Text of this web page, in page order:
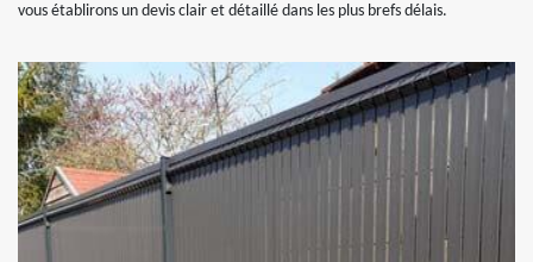
vous établirons un devis clair et détaillé dans les plus brefs délais.